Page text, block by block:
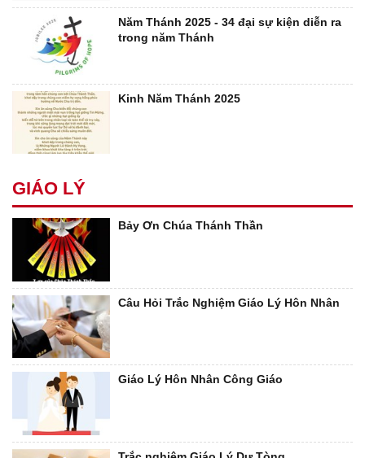
Năm Thánh 2025 - 34 đại sự kiện diễn ra
trong năm Thánh
Kinh Năm Thánh 2025
GIÁO LÝ
Bảy Ơn Chúa Thánh Thần
Câu Hỏi Trắc Nghiệm Giáo Lý Hôn Nhân
Giáo Lý Hôn Nhân Công Giáo